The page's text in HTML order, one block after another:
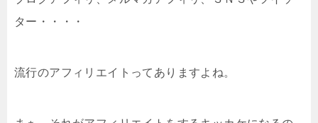
ター・・・・
流行のアフィリエイトってありますよね。